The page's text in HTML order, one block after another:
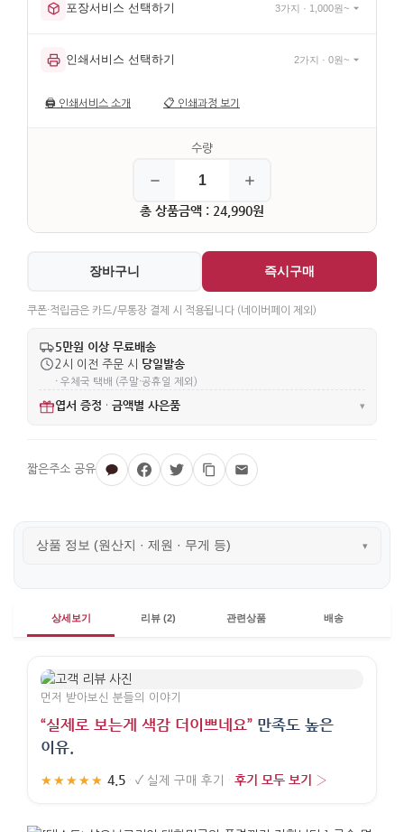
포장서비스 선택하기 3가지 · 1,000원~
인쇄서비스 선택하기 2가지 · 0원~
🖨️ 인쇄서비스 소개 📋 인쇄과정 보기
총 상품금액 : 24,990원
장바구니 즉시구매
쿠폰·적립금은 카드/무통장 결제 시 적용됩니다 (네이버페이 제외)
5만원 이상 무료배송
2시 이전 주문 시 당일발송
· 우체국 택배 (주말·공휴일 제외)
엽서 증정 · 금액별 사은품 ▾
상품 정보 (원산지 · 제원 · 무게 등) ▾
상세보기 리뷰 (2) 관련상품 배송
먼저 받아보신 분들의 이야기
“실제로 보는게 색감 더이쁘네요” 만족도 높은
이유.
★★★★★ 4.5 · ✓ 실제 구매 후기 · 후기 모두 보기 ›